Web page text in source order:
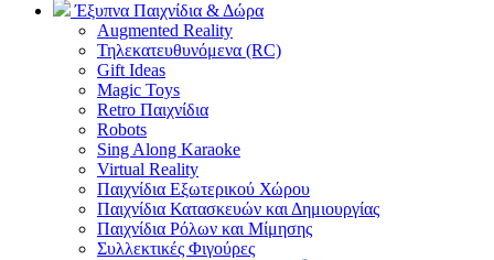
Έξυπνα Παιχνίδια & Δώρα
Augmented Reality
Τηλεκατευθυνόμενα (RC)
Gift Ideas
Magic Toys
Retro Παιχνίδια
Robots
Sing Along Karaoke
Virtual Reality
Παιχνίδια Εξωτερικού Χώρου
Παιχνίδια Κατασκευών και Δημιουργίας
Παιχνίδια Ρόλων και Μίμησης
Συλλεκτικές Φιγούρες